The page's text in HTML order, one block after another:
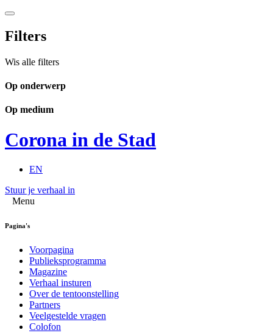
Filters
Wis alle filters
Op onderwerp
Op medium
Corona in de Stad
EN
Stuur je verhaal in
Menu
Pagina's
Voorpagina
Publieksprogramma
Magazine
Verhaal insturen
Over de tentoonstelling
Partners
Veelgestelde vragen
Colofon